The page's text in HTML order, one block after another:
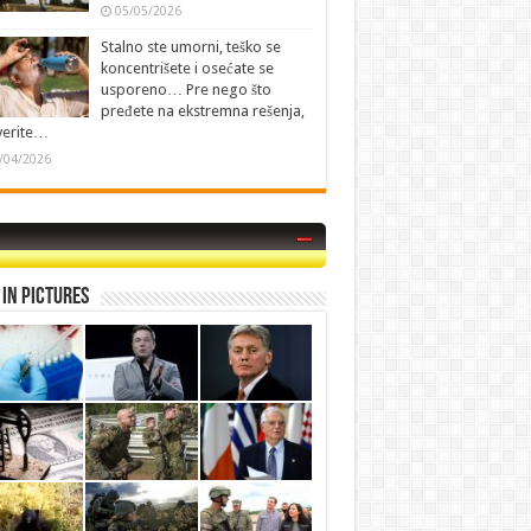
05/05/2026
Stalno ste umorni, teško se
koncentrišete i osećate se
usporeno… Pre nego što
pređete na ekstremna rešenja,
04/2026
in Pictures